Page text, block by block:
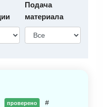
Подача
материала
проверено #